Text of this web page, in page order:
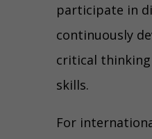
participate in
continuously
critical
skills.
For